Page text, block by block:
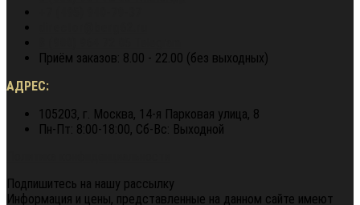
Приём заказов: 8.00 - 22.00 (без выходных)
АДРЕС:
105203, г. Москва, 14-я Парковая улица, 8
Пн-Пт: 8:00-18:00, Сб-Вс: Выходной
Подпишитесь на нашу рассылку
Информация и цены, представленные на данном сайте имеют